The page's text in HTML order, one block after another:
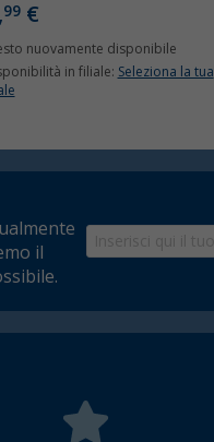
99 €
nuovamente disponibile
in filiale: Seleziona la tua
il